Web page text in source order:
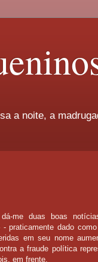
a noite, a
dá-me duas boas
praticamente dado
em seu nome
a fraude política
em frente.